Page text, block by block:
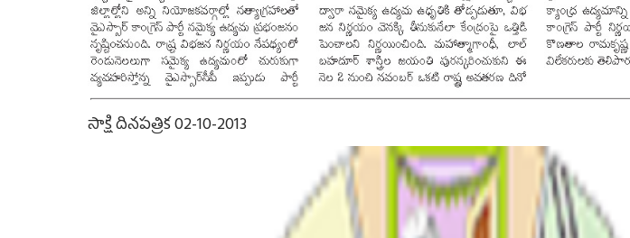
సాక్షి దినపత్రిక 02-10-2013